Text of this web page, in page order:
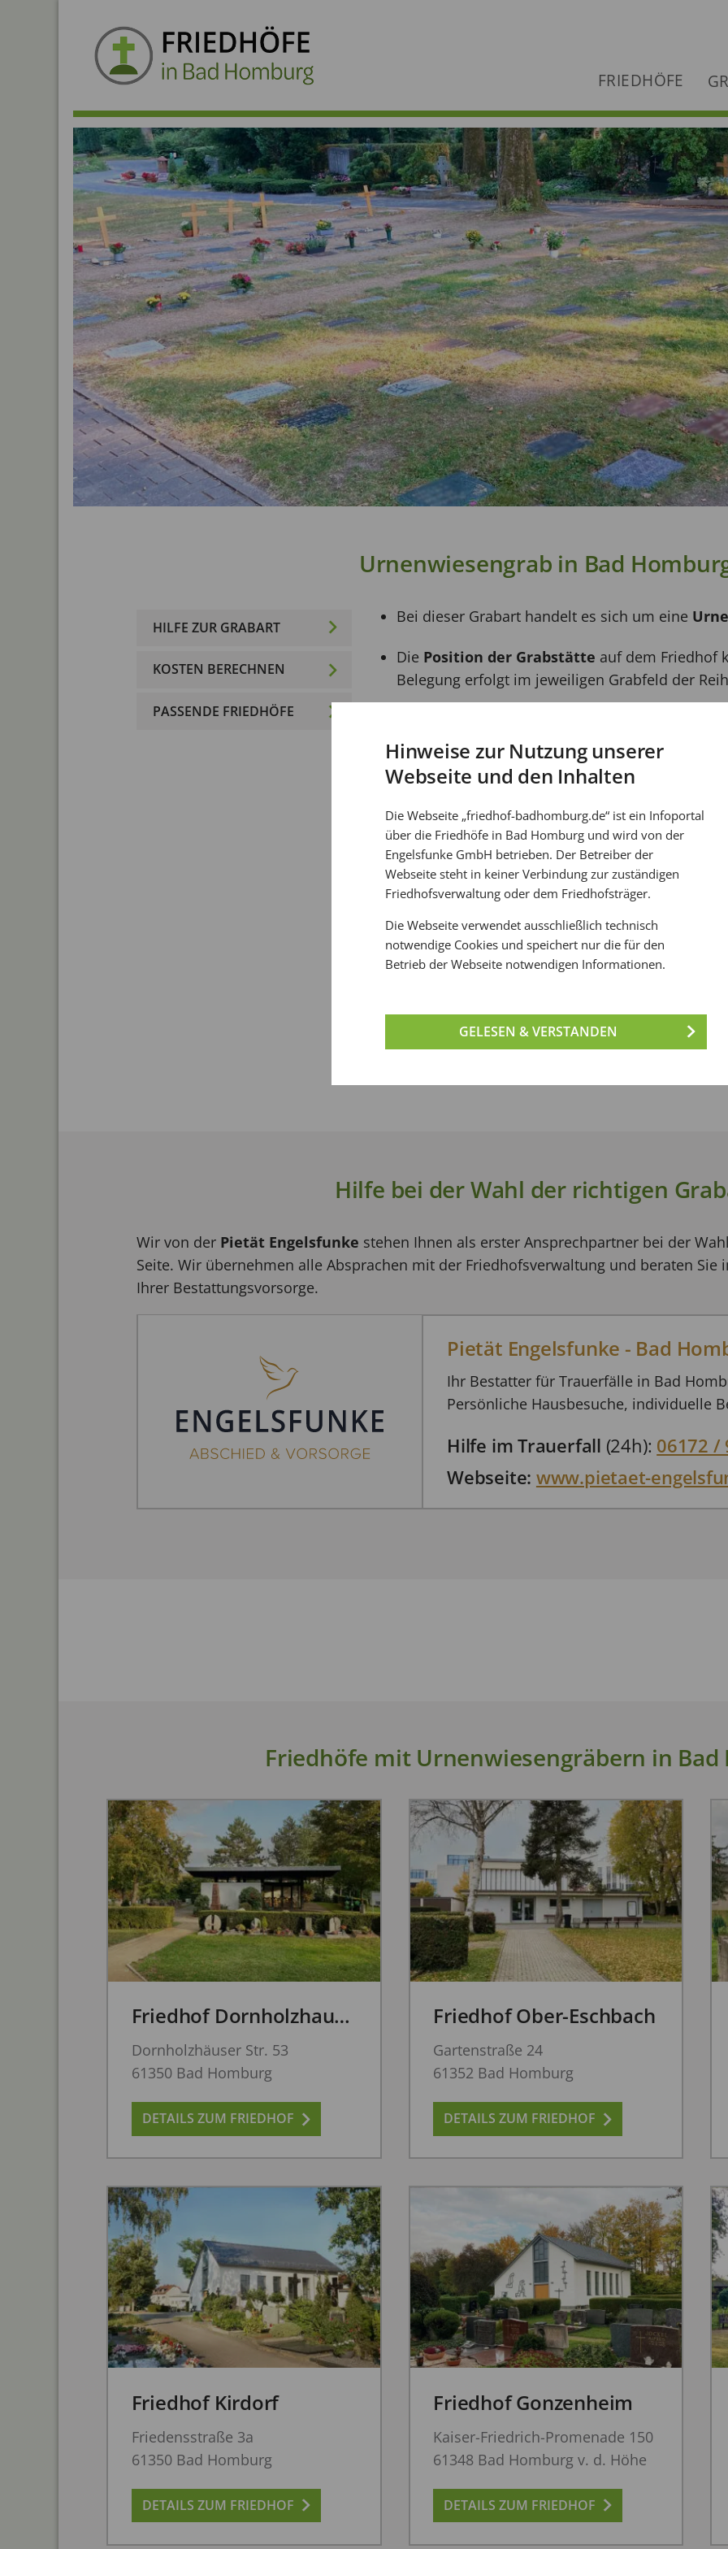
FRIEDHÖFE
Urnenwiesengrab in Bad
HILFE ZUR GRABART
KOSTEN BERECHNEN
PASSENDE FRIEDHÖFE
Bei dieser Grabart handelt es sich um eine
Die Position der Grabstätte auf dem Friedhof
Belegung erfolgt im jeweiligen Grabfeld der
wird für die Dauer von 20
EineVerlängerungdes Nutzungsrechts ist
Das Aufstellen von Grabschmuckan der
DieZubestattung von weiteren Urnen ist
Die Grabstätte kann mit einer bodengleichen
werden.
Die Zubestattung einer weiteren Urnen
Bestattung tief erfolgt ist. Für die Zubestattung
des Urnenwiesengrabs erworben werden.
Hilfe bei der Wahl der richtigen
Wir von der Pietät Engelsfunke stehen Ihnen als erster Ansprechpartner bei der
Seite. Wir übernehmen alle Absprachen mit der Friedhofsverwaltung und beraten
Ihrer Bestattungsvorsorge.
Pietät Engelsfunke - Bad
Ihr Bestatter für Trauerfälle in Bad
Persönliche Hausbesuche, individuelle
Hilfe im Trauerfall (24h): 06172 /
Webseite: www.pietaet-
Friedhöfe mit Urnenwiesengräbern in Bad
Friedhof Dornholzhausen
Dornholzhäuser Str. 53
61350 Bad Homburg
DETAILS ZUM FRIEDHOF
Friedhof Ober-Eschbach
Gartenstraße 24
61352 Bad Homburg
DETAILS ZUM FRIEDHOF
Friedhof Kirdorf
Friedensstraße 3a
61350 Bad Homburg
DETAILS ZUM FRIEDHOF
Friedhof Gonzenheim
Kaiser-Friedrich-Promenade 150
61348 Bad Homburg v. d. Höhe
DETAILS ZUM FRIEDHOF
Hinweise zur Nutzung unserer
Webseite und den Inhalten
Die Webseite „friedhof-badhomburg.de“ ist ein Infoportal
über die Friedhöfe in Bad Homburg und wird von der
Engelsfunke GmbH betrieben. Der Betreiber der
Webseite steht in keiner Verbindung zur zuständigen
Friedhofsverwaltung oder dem Friedhofsträger.
Die Webseite verwendet ausschließlich technisch
notwendige Cookies und speichert nur die für den
Betrieb der Webseite notwendigen Informationen.
GELESEN & VERSTANDEN